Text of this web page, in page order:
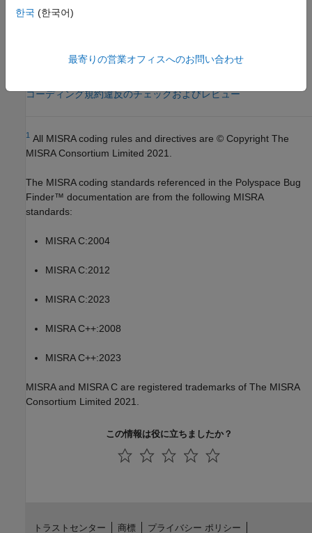
参考
コーディング規約違反のチェックおよびレビュー
1 All MISRA coding rules and directives are © Copyright The
MISRA Consortium Limited 2021.
The MISRA coding standards referenced in the Polyspace Bug
Finder™ documentation are from the following MISRA
standards:
MISRA C:2004
MISRA C:2012
MISRA C:2023
MISRA C++:2008
MISRA C++:2023
MISRA and MISRA C are registered trademarks of The MISRA
Consortium Limited 2021.
この情報は役に立ちましたか？
한국 (한국어)
最寄りの営業オフィスへのお問い合わせ
トラストセンター 商標 プライバシー ポリシー